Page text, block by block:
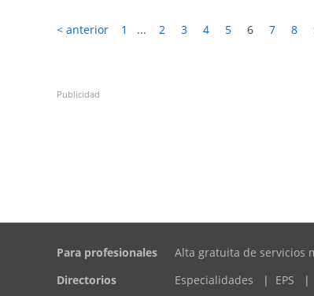
< anterior 1 ... 2 3 4 5 6 7 8
Publicidad
Para profesionales Alta gratuita de servicios
Directorios
Especialidades | EPS |